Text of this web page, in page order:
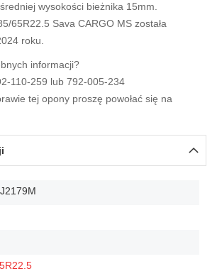
wysokości bieżnika 15mm.
65R22.5 Sava CARGO MS została
roku.
informacji?
110-259 lub 792-005-234
tej opony proszę powołać się na
J2179M